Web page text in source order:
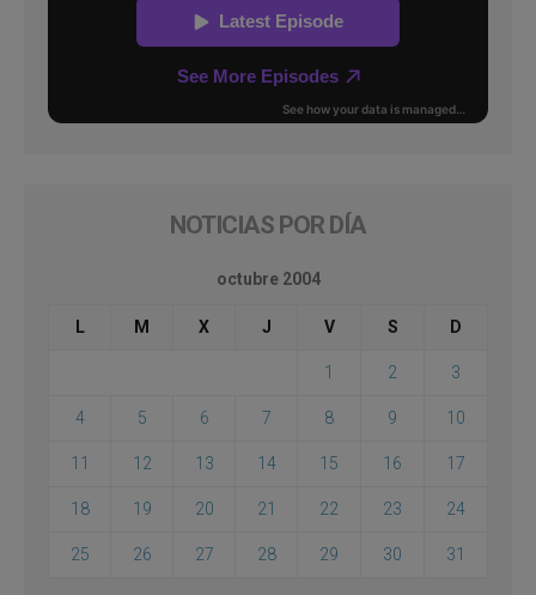
NOTICIAS POR DÍA
octubre 2004
L M X J V S D
1 2 3
4 5 6 7 8 9 10
11 12 13 14 15 16 17
18 19 20 21 22 23 24
25 26 27 28 29 30 31